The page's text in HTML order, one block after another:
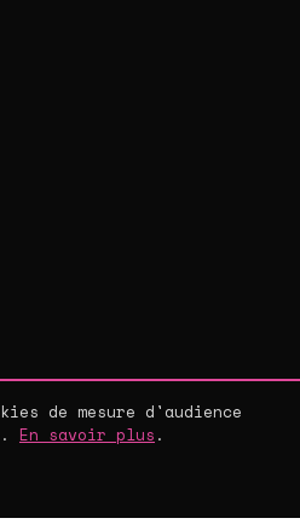
SUR-MESURE
de mesure d'audience
En savoir plus .